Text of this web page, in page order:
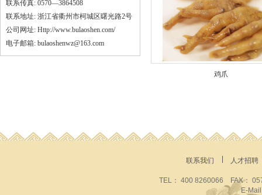
联系传真: 0570—3864508
联系地址: 浙江省衢州市柯城区曙光路2号
公司网址: Http://www.bulaoshen.com/
电子邮箱: bulaoshenwz@163.com
鸡爪
联系我们 人才招聘
TEL： 400 8260066 FAX：
E-